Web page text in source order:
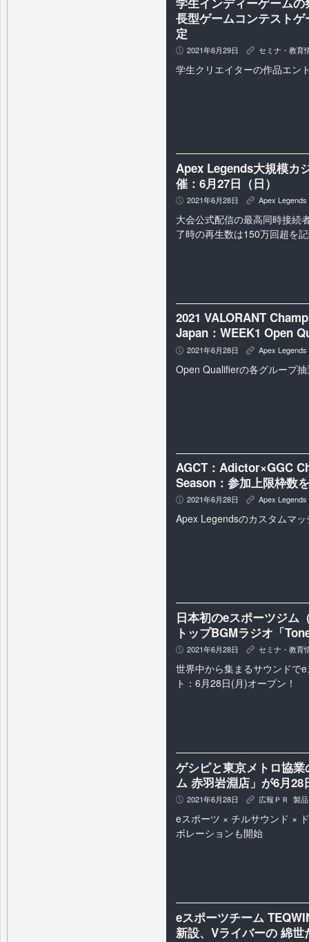
長型ゲームコンテスト
定
P 2021年6月29日 K セミナ・教育
学生クリエイターの作品エン
Apex Legends大規模カ
催：6月27日（日）
P 2021年6月28日 K Apex Legends
大会公式配信の最高同時接続
了時の再生数は150万回超を
2021 VALORANT
Japan：WEEK1 Open
P 2021年6月28日 K Apex Legends
Open Qualifierの各グループ
AGCT：Adictor×GGC
Season：参加上限枠数
P 2021年6月28日 K Apex Legends
Apex Legendsのカスタムマッ
日本初のeスポーツジム
トップBGMラジオ「
P 2021年6月28日 K セミナ・教育
世界中から集まるサウンドで
ト：6月28日(月)オープン！
ゲシピと東京メトロ協
ム 赤羽岩淵店」が6月
P 2021年6月28日 K 広報ＰＲ 製
eスポーツ × チルサウンド ×
ボレーションも開始
eスポーツチーム
新設、Vライバーの 綿